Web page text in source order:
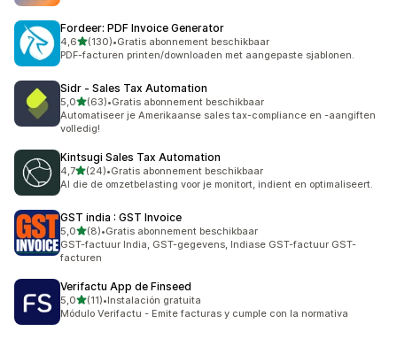
Fordeer: PDF Invoice Generator
4,6van 5 sterren
(130)
130 recensies in totaal
•Gratis abonnement beschikbaar
PDF-facturen printen/downloaden met aangepaste sjablonen.
Sidr ‑ Sales Tax Automation
5,0van 5 sterren
(63)
63 recensies in totaal
•Gratis abonnement beschikbaar
Automatiseer je Amerikaanse sales tax-compliance en -aangiften
volledig!
Kintsugi Sales Tax Automation
4,7van 5 sterren
(24)
24 recensies in totaal
•Gratis abonnement beschikbaar
AI die de omzetbelasting voor je monitort, indient en optimaliseert.
GST india : GST Invoice
5,0van 5 sterren
(8)
8 recensies in totaal
•Gratis abonnement beschikbaar
GST-factuur India, GST-gegevens, Indiase GST-factuur GST-
facturen
Verifactu App de Finseed
5,0van 5 sterren
(11)
11 recensies in totaal
•Instalación gratuita
Módulo Verifactu - Emite facturas y cumple con la normativa